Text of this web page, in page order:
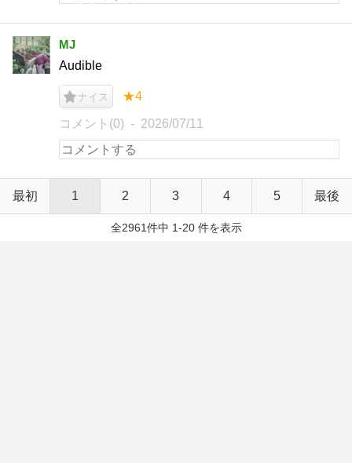
MJ
Audible
ナイス ★4
コメント(0) 2026/07/11
最初 1 2 3 4 5 最後
全2961件中 1-20 件を表示